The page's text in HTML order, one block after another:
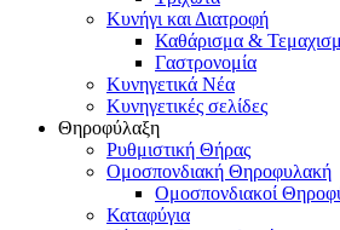
Κυνήγι και Διατροφή
Καθάρισμα &
Γαστρονομία
Κυνηγετικά Νέα
Κυνηγετικές σελίδες
Θηροφύλαξη
Ρυθμιστική Θήρας
Ομοσπονδιακή Θηροφυλακή
Oμοσπονδιακοί
Καταφύγια